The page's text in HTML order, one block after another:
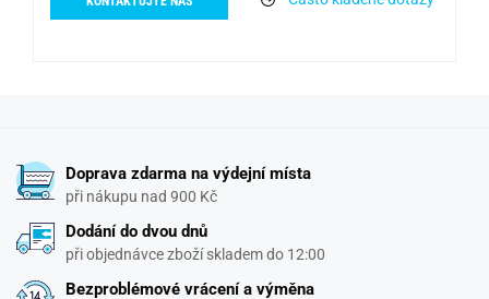
Doprava zdarma na výdejní místa
při nákupu nad 900 Kč
Dodání do dvou dnů
při objednávce zboží skladem do 12:00
Bezproblémové vrácení a výměna